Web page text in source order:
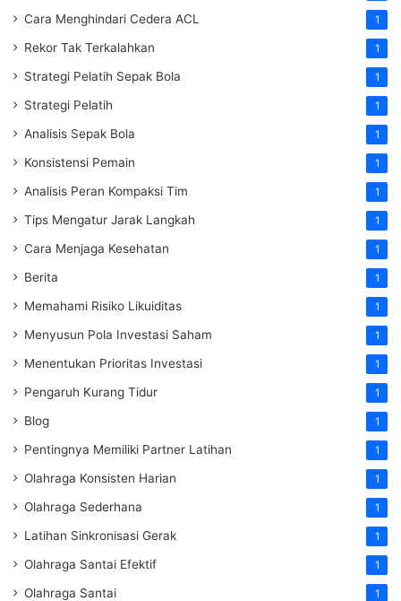
Cara Menghindari Cedera ACL 1
Rekor Tak Terkalahkan 1
Strategi Pelatih Sepak Bola 1
Strategi Pelatih 1
Analisis Sepak Bola 1
Konsistensi Pemain 1
Analisis Peran Kompaksi Tim 1
Tips Mengatur Jarak Langkah 1
Cara Menjaga Kesehatan 1
Berita 1
Memahami Risiko Likuiditas 1
Menyusun Pola Investasi Saham 1
Menentukan Prioritas Investasi 1
Pengaruh Kurang Tidur 1
Blog 1
Pentingnya Memiliki Partner Latihan 1
Olahraga Konsisten Harian 1
Olahraga Sederhana 1
Latihan Sinkronisasi Gerak 1
Olahraga Santai Efektif 1
Olahraga Santai 1